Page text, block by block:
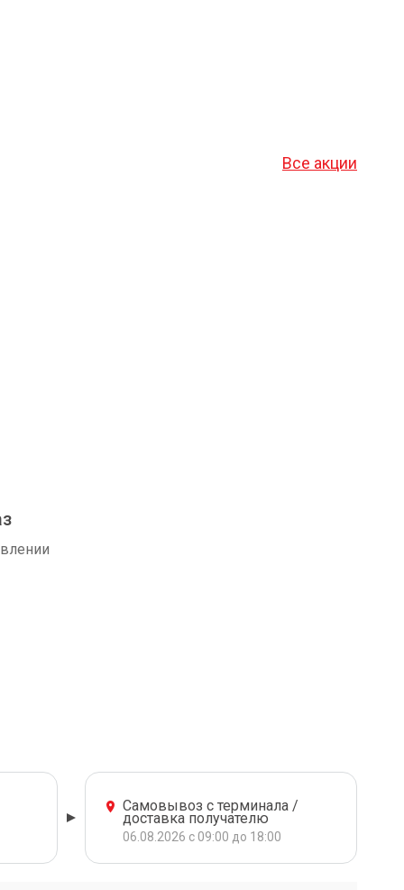
Все акции
Самовывоз с терминала /
доставка получателю
06.08.2026 с 09:00 до 18:00